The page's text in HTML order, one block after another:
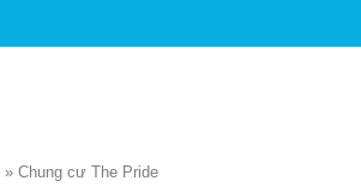
» Chung cư The Pride